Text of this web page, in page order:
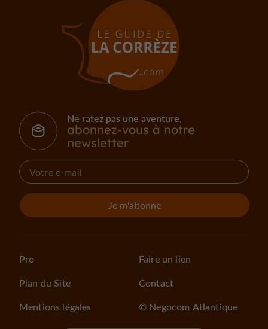
Ne ratez pas une aventure,
abonnez-vous à notre
newsletter
Je m'abonne
Pro
Plan du Site
Mentions légales
Faire un lien
Contact
© Negocom Atlantique